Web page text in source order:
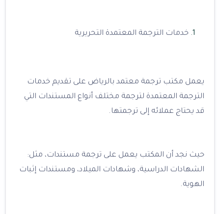
خدمات الترجمة المعتمدة التحريرية
يعمل مكتب ترجمة معتمد بالرياض على تقديم خدمات
الترجمة المعتمدة لترجمة مختلف أنواع المستندات التي
قد يحتاج عملائه إلى ترجمتها.
حيث نجد أن المكتب يعمل على ترجمة مستندات، مثل:
الشهادات الدراسية، وشهادات الميلاد، ومستندات إثبات
الهوية.